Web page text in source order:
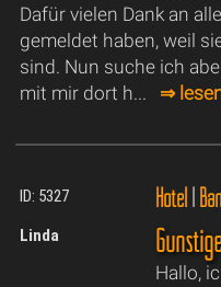
Dafür vielen Dank an
gemeldet haben, weil
sind. Nun suche ich
mit mir dort h... ⇒
ID: 5327 Hotel|
Linda
Hallo,